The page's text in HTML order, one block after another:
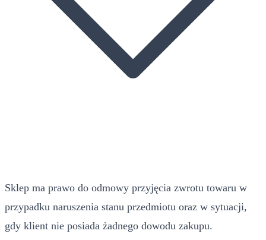
Sklep ma prawo do odmowy przyjęcia zwrotu towaru w
przypadku naruszenia stanu przedmiotu oraz w sytuacji,
gdy klient nie posiada żadnego dowodu zakupu.